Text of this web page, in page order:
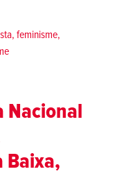
, feminisme,
Nacional
Baixa,